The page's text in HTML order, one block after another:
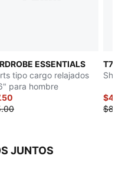
ESSENTIALS
tipo cargo relajados
para hombre
T7
JUNTOS